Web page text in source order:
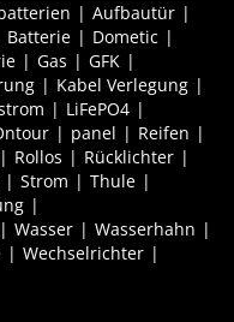
Aufbautür
Batterie
Dometic
Gas
GFK
Kabel Verlegung
LiFePO4
panel
Reifen
Rollos
Rücklichter
Strom
Thule
Wasser
Wasserhahn
Wechselrichter